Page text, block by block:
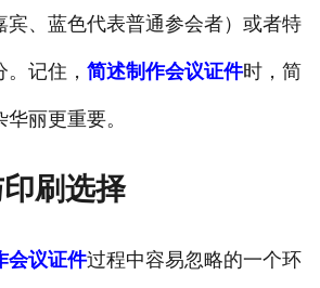
宾、蓝色代表普通参会者）或者特
记住， 简述制作会议证件时，简
丽更重要。
刷选择
会议证件过程中容易忽略的一个环